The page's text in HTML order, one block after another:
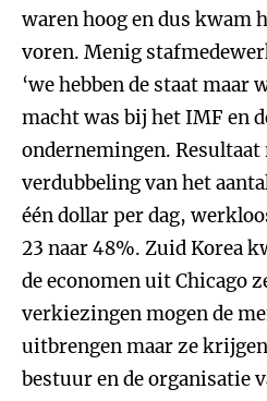
waren hoog en dus kwam
voren. Menig
‘we hebben de staat maar
macht was bij het IMF en
ondernemingen. Resultaat
verdubbeling van het
één dollar per dag,
23 naar 48%. Zuid Korea
de economen uit Chicago
verkiezingen mogen de
uitbrengen maar ze
bestuur en de organisatie